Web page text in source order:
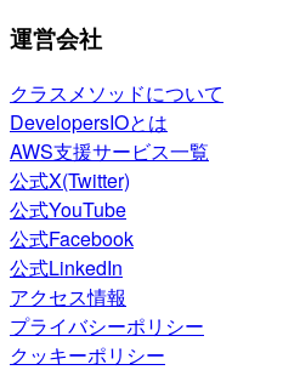
運営会社
クラスメソッドについて
DevelopersIOとは
AWS支援サービス一覧
公式X(Twitter)
公式YouTube
公式Facebook
公式LinkedIn
アクセス情報
プライバシーポリシー
クッキーポリシー